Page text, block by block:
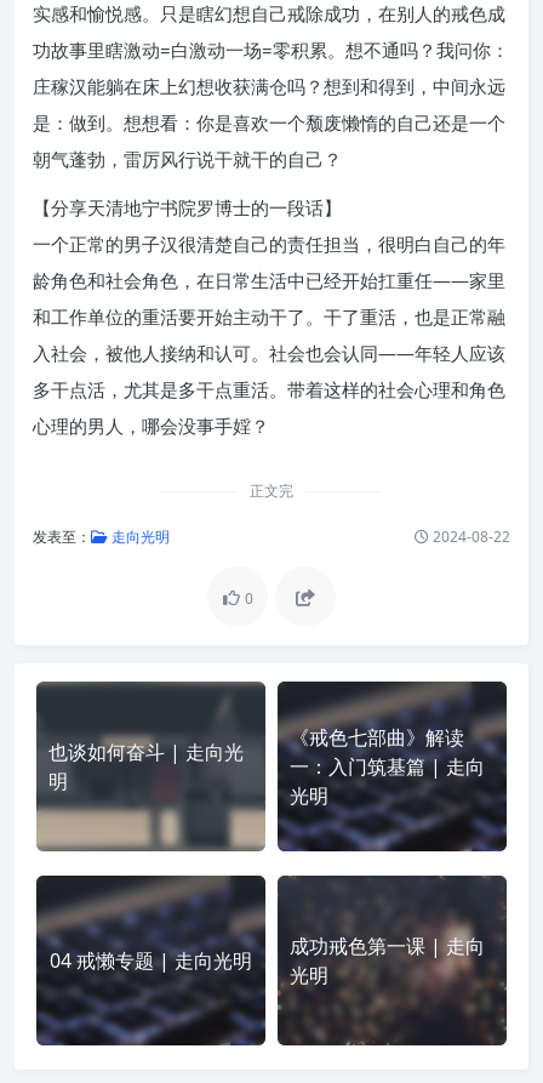
实感和愉悦感。只是瞎幻想自己戒除成功，在别人的戒色成
功故事里瞎激动=白激动一场=零积累。想不通吗？我问你：
庄稼汉能躺在床上幻想收获满仓吗？想到和得到，中间永远
是：做到。想想看：你是喜欢一个颓废懒惰的自己还是一个
朝气蓬勃，雷厉风行说干就干的自己？
【分享天清地宁书院罗博士的一段话】
一个正常的男子汉很清楚自己的责任担当，很明白自己的年
龄角色和社会角色，在日常生活中已经开始扛重任——家里
和工作单位的重活要开始主动干了。干了重活，也是正常融
入社会，被他人接纳和认可。社会也会认同——年轻人应该
多干点活，尤其是多干点重活。带着这样的社会心理和角色
心理的男人，哪会没事手婬？
正文完
发表至： 走向光明 2024-08-22
0
也谈如何奋斗 | 走向光
明
《戒色七部曲》解读
一：入门筑基篇 | 走向
光明
04 戒懒专题 | 走向光明
成功戒色第一课 | 走向
光明